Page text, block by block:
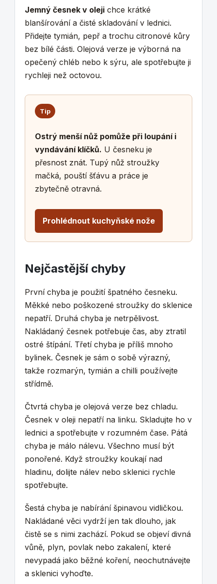
Jemný česnek v oleji chce krátké
blanšírování a čisté skladování v lednici.
Přidejte tymián, pepř a trochu citronové kůry
bez bílé části. Olejová verze je výborná na
opečený chléb nebo k sýru, ale spotřebujte ji
rychleji než octovou.
Tip
Ostrý menší nůž pomůže při loupání i
vyndávání klíčků. U česneku je
přesnost znát. Tupý nůž stroužky
mačká, pouští šťávu a práce je
zbytečně otravná.
Prohlédnout kuchyňské nože
Nejčastější chyby
První chyba je použití špatného česneku.
Měkké nebo poškozené stroužky do sklenice
nepatří. Druhá chyba je netrpělivost.
Nakládaný česnek potřebuje čas, aby ztratil
ostré štípání. Třetí chyba je příliš mnoho
bylinek. Česnek je sám o sobě výrazný,
takže rozmarýn, tymián a chilli používejte
střídmě.
Čtvrtá chyba je olejová verze bez chladu.
Česnek v oleji nepatří na linku. Skladujte ho v
lednici a spotřebujte v rozumném čase. Pátá
chyba je málo nálevu. Všechno musí být
ponořené. Když stroužky koukají nad
hladinu, dolijte nálev nebo sklenici rychle
spotřebujte.
Šestá chyba je nabírání špinavou vidličkou.
Nakládané věci vydrží jen tak dlouho, jak
čistě se s nimi zachází. Pokud se objeví divná
vůně, plyn, povlak nebo zakalení, které
nevypadá jako běžné koření, neochutnávejte
a sklenici vyhoďte.